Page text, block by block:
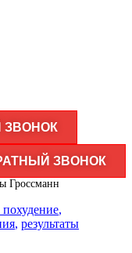
ЗВОНОК
ЗВОНОК
Гроссманн
похудение,
, результаты